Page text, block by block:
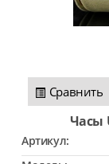
Сравнить
Артикул: